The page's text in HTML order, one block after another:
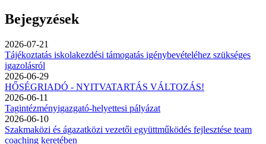
Bejegyzések
2026-07-21
Tájékoztatás iskolakezdési támogatás igénybevételéhez szükséges
igazolásról
2026-06-29
HŐSÉGRIADÓ - NYITVATARTÁS VÁLTOZÁS!
2026-06-11
Tagintézményigazgató-helyettesi pályázat
2026-06-10
Szakmaközi és ágazatközi vezetői együttműködés fejlesztése team
coaching keretében